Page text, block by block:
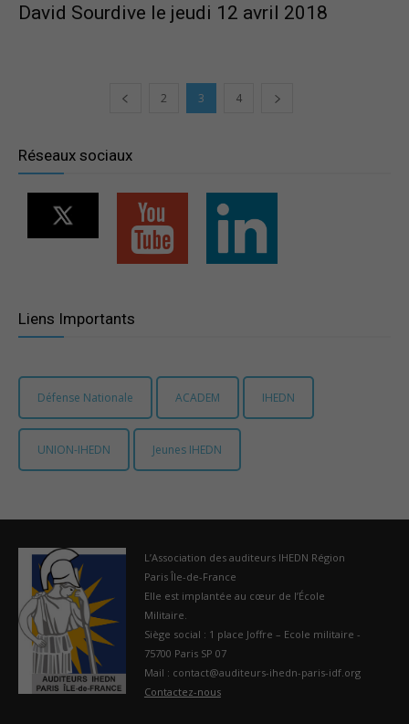
David Sourdive le jeudi 12 avril 2018
2 3 4
Réseaux sociaux
Liens Importants
Défense Nationale ACADEM IHEDN
UNION-IHEDN Jeunes IHEDN
L’Association des auditeurs IHEDN Région
Paris Île-de-France
Elle est implantée au cœur de l’École
Militaire.
Siège social : 1 place Joffre – Ecole militaire -
75700 Paris SP 07
Mail : contact@auditeurs-ihedn-paris-idf.org
Contactez-nous